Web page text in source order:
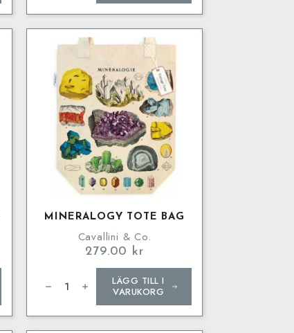
MINERALOGY TOTE BAG
Cavallini & Co.
279.00 kr
Bag
LÄGG TILL I
VARUKORG